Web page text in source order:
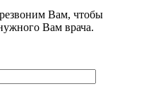
Вам, чтобы
Вам врача.